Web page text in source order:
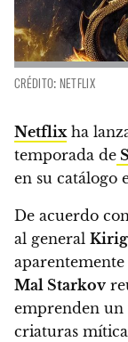
CRÉDITO: NETFLIX
Netflixha
temporada de
en su catálogo
De acuerdo
al general
Mal Starkov
emprenden un
criaturas